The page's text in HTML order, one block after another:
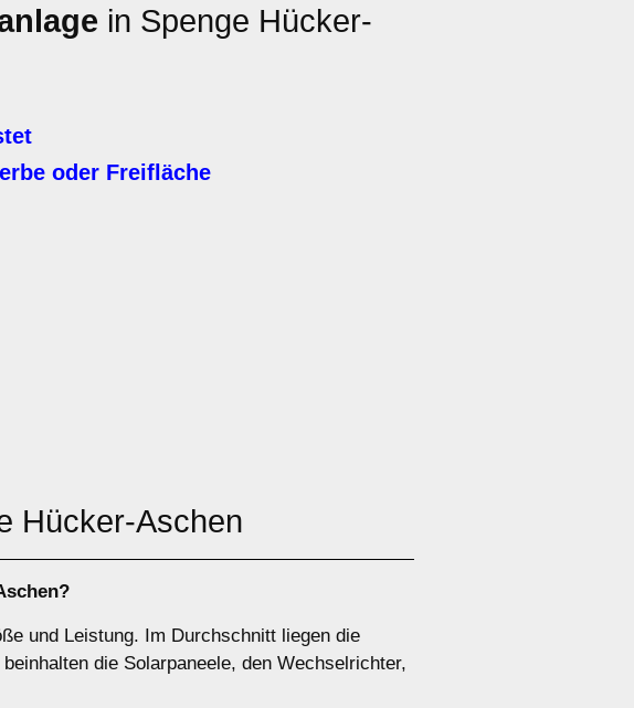
in Spenge Hücker-
oder Freifläche
Hücker-Aschen
und Leistung. Im Durchschnitt liegen die
die Solarpaneele, den Wechselrichter,